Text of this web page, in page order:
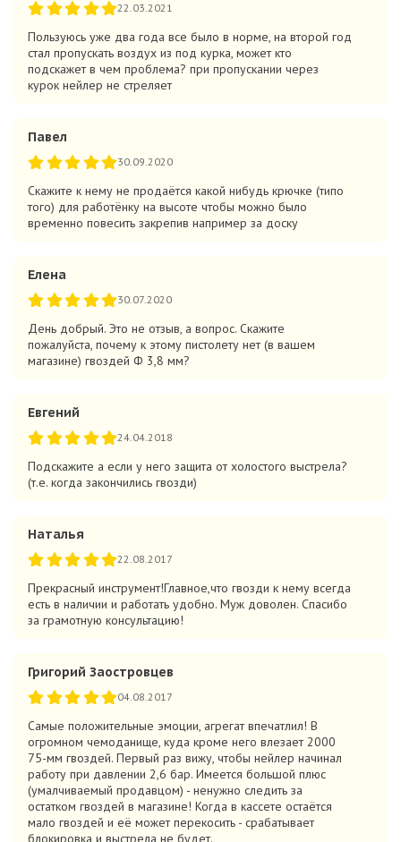
22.03.2021
Пользуюсь уже два года все было в норме, на второй год
стал пропускать воздух из под курка, может кто
подскажет в чем проблема? при пропускании через
курок нейлер не стреляет
Павел
30.09.2020
Скажите к нему не продаётся какой нибудь крючке (типо
того) для работёнку на высоте чтобы можно было
временно повесить закрепив например за доску
Елена
30.07.2020
День добрый. Это не отзыв, а вопрос. Скажите
пожалуйста, почему к этому пистолету нет (в вашем
магазине) гвоздей Ф 3,8 мм?
Евгений
24.04.2018
Подскажите а если у него защита от холостого выстрела?
(т.е. когда закончились гвозди)
Наталья
22.08.2017
Прекрасный инструмент!Главное,что гвозди к нему всегда
есть в наличии и работать удобно. Муж доволен. Спасибо
за грамотную консультацию!
Григорий Заостровцев
04.08.2017
Самые положительные эмоции, агрегат впечатлил! В
огромном чемоданище, куда кроме него влезает 2000
75-мм гвоздей. Первый раз вижу, чтобы нейлер начинал
работу при давлении 2,6 бар. Имеется большой плюс
(умалчиваемый продавцом) - ненужно следить за
остатком гвоздей в магазине! Когда в кассете остаётся
мало гвоздей и её может перекосить - срабатывает
блокировка и выстрела не будет.